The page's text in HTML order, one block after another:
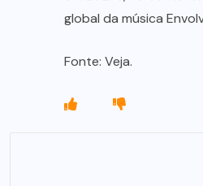
global da música
Fonte: Veja.